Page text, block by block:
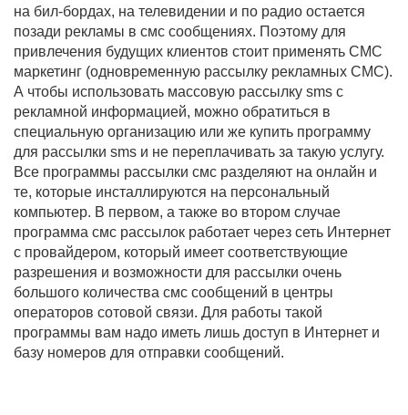
на бил-бордах, на телевидении и по радио остается
позади рекламы в смс сообщениях. Поэтому для
привлечения будущих клиентов стоит применять СМС
маркетинг (одновременную рассылку рекламных СМС).
А чтобы использовать массовую рассылку sms с
рекламной информацией, можно обратиться в
специальную организацию или же купить программу
для рассылки sms и не переплачивать за такую услугу.
Все программы рассылки смс разделяют на онлайн и
те, которые инсталлируются на персональный
компьютер. В первом, а также во втором случае
программа смс рассылок работает через сеть Интернет
с провайдером, который имеет соответствующие
разрешения и возможности для рассылки очень
большого количества смс сообщений в центры
операторов сотовой связи. Для работы такой
программы вам надо иметь лишь доступ в Интернет и
базу номеров для отправки сообщений.